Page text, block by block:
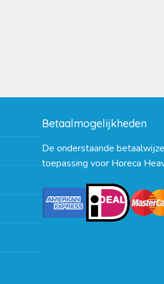
Betaalmogelijkheden
De onderstaande
toepassing voor Horeca